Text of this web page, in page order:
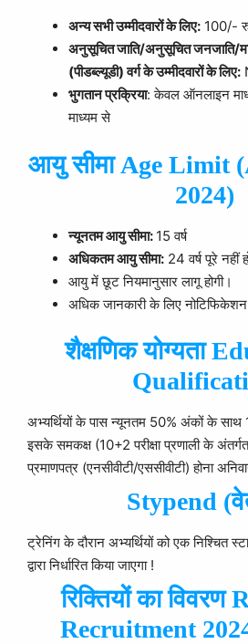
अन्य सभी उम्मीदवारों के लिए: 100/-
अनुसूचित जाति/अनुसूचित जनजाति/
(पीडब्ल्यूडी) वर्ग के उम्मीदवारों के लिए:
भुगतान प्रक्रिया: केवल ऑनलाइन
माध्यम से
आयु सीमा Age Limit
2024)
न्यूनतम आयु सीमा: 15 वर्ष
अधिकतम आयु सीमा: 24 वर्ष पूरे नहीं
आयु में छूट नियमानुसार लागू होगी।
अधिक जानकारी के लिए
शैक्षणिक योग्यता
अभ्यर्थियों के पास न्यूनतम 50% अंकों के साथ
इसके समकक्ष (10+2 परीक्षा प्रणाली के
प्रमाणपत्र (एनसीवीटी/एससीवीटी) होना
Stypend
ट्रेनिंग के दौरान अभ्यर्थियों को एक निश्चित
द्वारा निर्धारित किया जाएगा !
रिक्तियों का
Recruitment